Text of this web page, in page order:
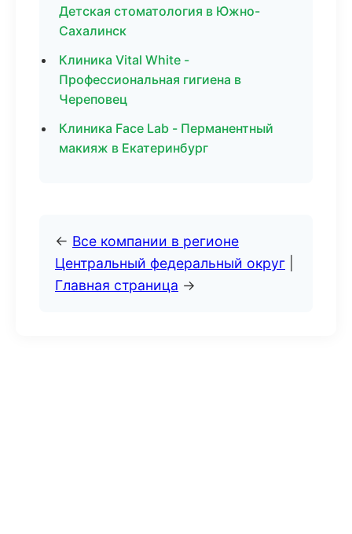
Детская стоматология в Южно-
Сахалинск
Клиника Vital White -
Профессиональная гигиена в
Череповец
Клиника Face Lab - Перманентный
макияж в Екатеринбург
← Все компании в регионе
Центральный федеральный округ
Главная страница →